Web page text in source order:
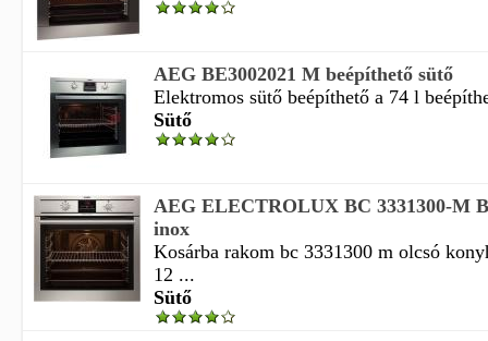
AEG BE3002021 M beépíthető sütő
Elektromos sütő beépíthető a 74 l
Sütő
AEG ELECTROLUX BC 3331300-M
inox
Kosárba rakom bc 3331300 m olcsó
12 ...
Sütő